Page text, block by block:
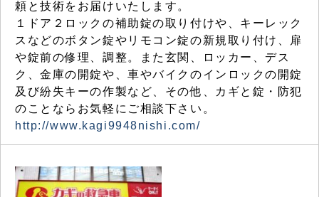
頼と技術をお届けいたします。
１ドア２ロックの補助錠の取り付けや、キーレック
スなどのボタン錠やリモコン錠の新規取り付け、扉
や錠前の修理、調整。また玄関、ロッカー、デス
ク、金庫の開錠や、車やバイクのインロックの開錠
及び紛失キーの作製など、その他、カギと錠・防犯
のことならお気軽にご相談下さい。
http://www.kagi9948nishi.com/